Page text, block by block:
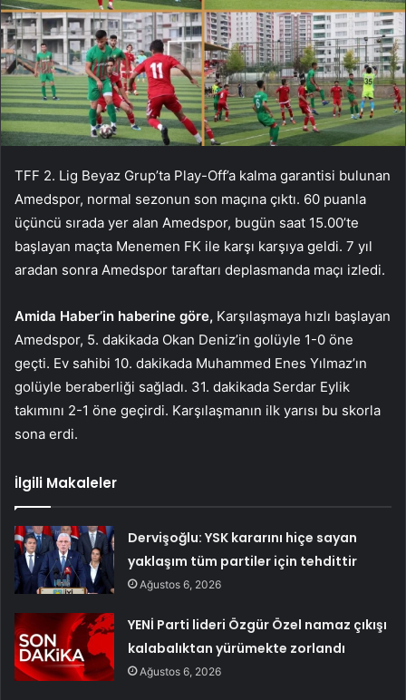
TFF 2. Lig Beyaz Grup’ta Play-Off’a kalma garantisi bulunan
Amedspor, normal sezonun son maçına çıktı. 60 puanla
üçüncü sırada yer alan Amedspor, bugün saat 15.00’te
başlayan maçta Menemen FK ile karşı karşıya geldi. 7 yıl
aradan sonra Amedspor taraftarı deplasmanda maçı izledi.
Amida Haber’in haberine göre, Karşılaşmaya hızlı başlayan
Amedspor, 5. dakikada Okan Deniz’in golüyle 1-0 öne
geçti. Ev sahibi 10. dakikada Muhammed Enes Yılmaz’ın
golüyle beraberliği sağladı. 31. dakikada Serdar Eylik
takımını 2-1 öne geçirdi. Karşılaşmanın ilk yarısı bu skorla
sona erdi.
İlgili Makaleler
Dervişoğlu: YSK kararını hiçe sayan
yaklaşım tüm partiler için tehdittir
Ağustos 6, 2026
YENİ Parti lideri Özgür Özel namaz çıkışı
kalabalıktan yürümekte zorlandı
Ağustos 6, 2026